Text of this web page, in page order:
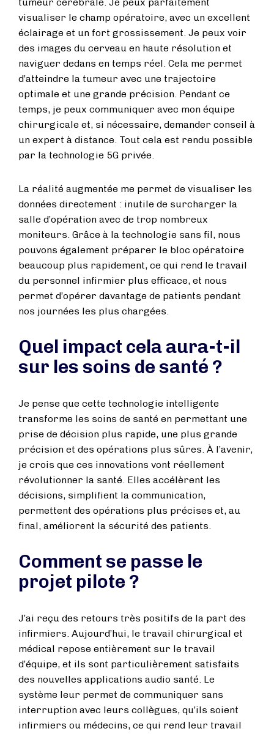
visualiser le champ opératoire, avec un excellent
éclairage et un fort grossissement. Je peux voir
des images du cerveau en haute résolution et
naviguer dedans en temps réel. Cela me permet
d’atteindre la tumeur avec une trajectoire
optimale et une grande précision. Pendant ce
temps, je peux communiquer avec mon équipe
chirurgicale et, si nécessaire, demander conseil à
un expert à distance. Tout cela est rendu possible
par la technologie 5G privée.
La réalité augmentée me permet de visualiser les
données directement : inutile de surcharger la
salle d’opération avec de trop nombreux
moniteurs. Grâce à la technologie sans fil, nous
pouvons également préparer le bloc opératoire
beaucoup plus rapidement, ce qui rend le travail
du personnel infirmier plus efficace, et nous
permet d’opérer davantage de patients pendant
nos journées les plus chargées.
Quel impact cela aura-t-il
sur les soins de santé ?
Je pense que cette technologie intelligente
transforme les soins de santé en permettant une
prise de décision plus rapide, une plus grande
précision et des opérations plus sûres. À l’avenir,
je crois que ces innovations vont réellement
révolutionner la santé. Elles accélèrent les
décisions, simplifient la communication,
permettent des opérations plus précises et, au
final, améliorent la sécurité des patients.
Comment se passe le
projet pilote ?
J’ai reçu des retours très positifs de la part des
infirmiers. Aujourd’hui, le travail chirurgical et
médical repose entièrement sur le travail
d’équipe, et ils sont particulièrement satisfaits
des nouvelles applications audio santé. Le
système leur permet de communiquer sans
interruption avec leurs collègues, qu’ils soient
infirmiers ou médecins, ce qui rend leur travail